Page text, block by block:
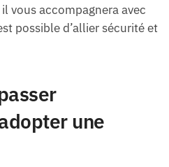
vous accompagnera avec
possible d’allier sécurité et
une